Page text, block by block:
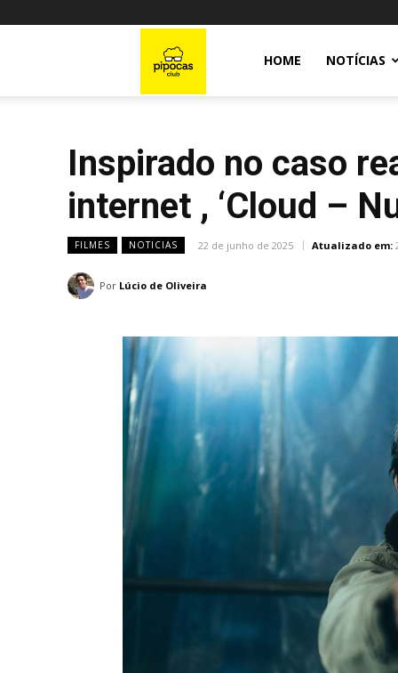
HOME NOTÍCIAS
Inspirado no caso
internet , ‘Cloud –
FILMES NOTICIAS 22 de junho de 2025 Atualizado em:
Por Lúcio de Oliveira